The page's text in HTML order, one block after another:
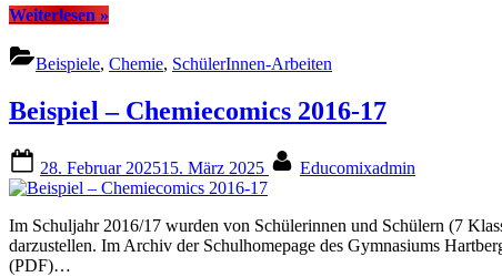
Weiterlesen “Chemie
Sprechblasen
–
aus
2021/22”
»
Beispiele, Chemie, SchülerInnen-Arbeiten
Beispiel – Chemiecomics 2016-17
on
28. Februar 202515. März 2025 Educomixadmin
Im Schuljahr 2016/17 wurden von Schülerinnen und Schülern (7
darzustellen. Im Archiv der Schulhomepage des Gymnasiums
(PDF)…